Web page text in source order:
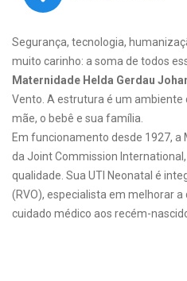
Segurança, tecnologia,
muito carinho: a soma de todos
Maternidade Helda Gerdau
Vento. A estrutura é um
mãe, o bebê e sua família.
Em funcionamento desde 1927,
da Joint Commission
qualidade. Sua UTI Neonatal é
(RVO), especialista em melhorar
cuidado médico aos recém-